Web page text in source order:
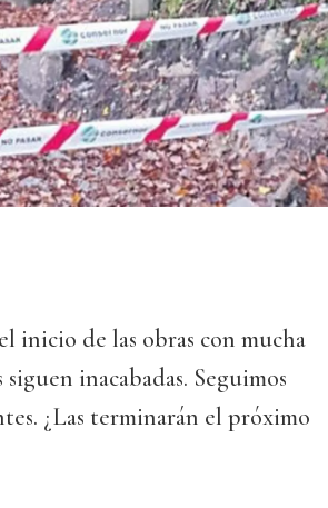
inicio de las obras con mucha
inacabadas. Seguimos
¿Las terminarán el próximo